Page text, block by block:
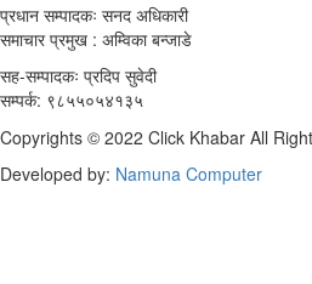
प्रधान सम्पादकः सनद अधिकारी
समाचार प्रमुख : अम्विका बन्जाडे
सह-सम्पादकः प्रदिप सुवेदी
सम्पर्क: ९८५५०५४१३५
Copyrights © 2022 Click Khabar All
Developed by: Namuna Computer